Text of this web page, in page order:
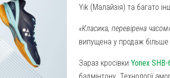
Yik (Малайзія) та багато
«Класика, перевірена
випущена у продаж
Зараз кросівки Yonex SHB-